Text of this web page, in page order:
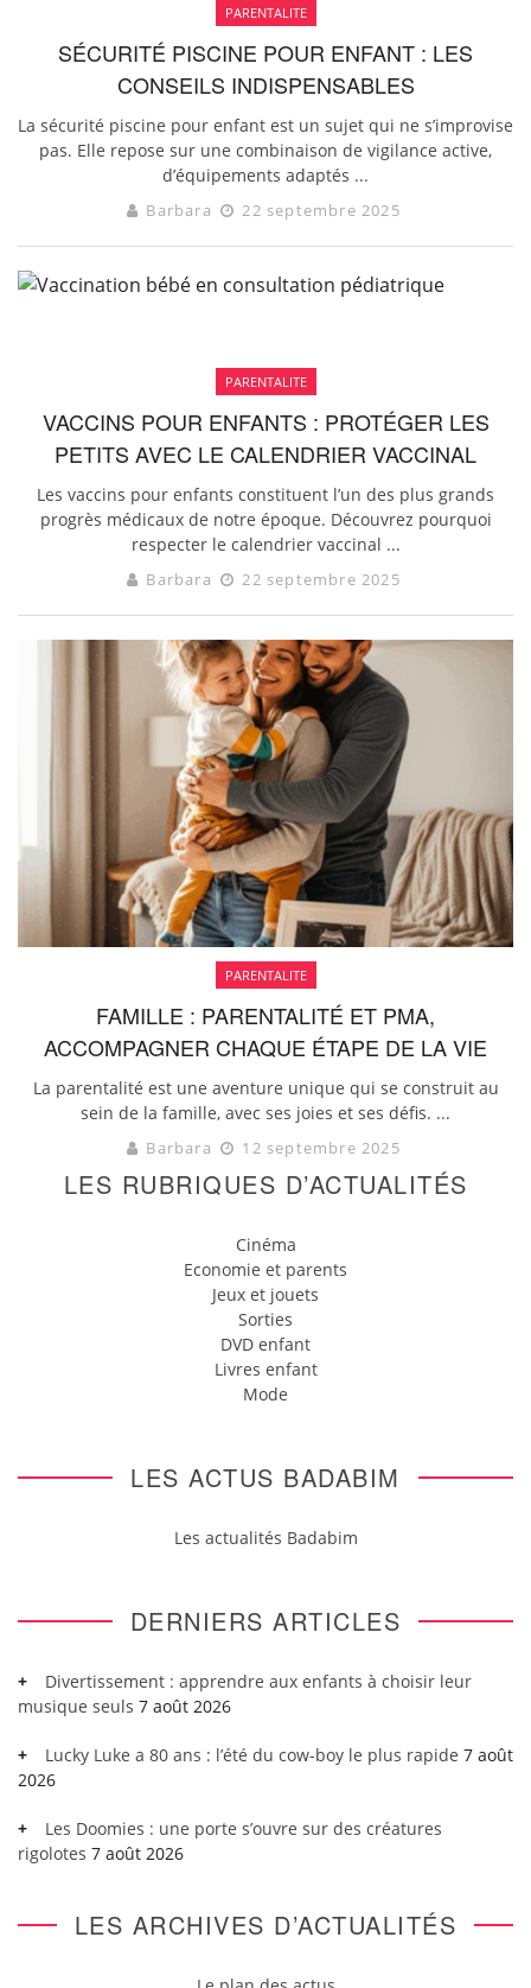
PARENTALITE
SÉCURITÉ PISCINE POUR ENFANT : LES
CONSEILS INDISPENSABLES
La sécurité piscine pour enfant est un sujet qui ne s’improvise
pas. Elle repose sur une combinaison de vigilance active,
d’équipements adaptés ...
Barbara 22 septembre 2025
PARENTALITE
VACCINS POUR ENFANTS : PROTÉGER LES
PETITS AVEC LE CALENDRIER VACCINAL
Les vaccins pour enfants constituent l’un des plus grands
progrès médicaux de notre époque. Découvrez pourquoi
respecter le calendrier vaccinal ...
Barbara 22 septembre 2025
PARENTALITE
FAMILLE : PARENTALITÉ ET PMA,
ACCOMPAGNER CHAQUE ÉTAPE DE LA VIE
La parentalité est une aventure unique qui se construit au
sein de la famille, avec ses joies et ses défis. ...
Barbara 12 septembre 2025
LES RUBRIQUES D’ACTUALITÉS
Cinéma
Economie et parents
Jeux et jouets
Sorties
DVD enfant
Livres enfant
Mode
LES ACTUS BADABIM
Les actualités Badabim
DERNIERS ARTICLES
Divertissement : apprendre aux enfants à choisir leur
musique seuls 7 août 2026
Lucky Luke a 80 ans : l’été du cow-boy le plus rapide 7 août
2026
Les Doomies : une porte s’ouvre sur des créatures
rigolotes 7 août 2026
LES ARCHIVES D’ACTUALITÉS